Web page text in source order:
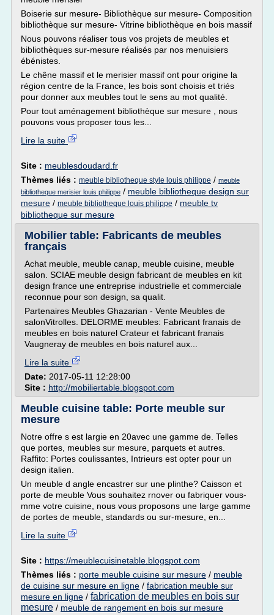
Boiserie sur mesure- Bibliothèque sur mesure- Composition
bibliothèque sur mesure- Vitrine bibliothèque en bois massif
Nous pouvons réaliser tous vos projets de meubles et
bibliothèques sur-mesure réalisés par nos menuisiers
ébénistes.
Le chêne massif et le merisier massif ont pour origine la
région centre de la France, les bois sont choisis et triés
pour donner aux meubles tout le sens au mot qualité.
Pour tout aménagement bibliothèque sur mesure , nous
pouvons vous proposer tous les...
Lire la suite
Site : meublesdoudard.fr
Thèmes liés : meuble bibliotheque style louis philippe / meuble
bibliotheque merisier louis philippe / meuble bibliotheque design sur
mesure / meuble bibliotheque louis philippe / meuble tv
bibliotheque sur mesure
Mobilier table: Fabricants de meubles
français
Achat meuble, meuble canap, meuble cuisine, meuble
salon. SCIAE meuble design fabricant de meubles en kit
design france une entreprise industrielle et commerciale
reconnue pour son design, sa qualit.
Partenaires Meubles Ghazarian - Vente Meubles de
salonVitrolles. DELORME meubles: Fabricant franais de
meubles en bois naturel Crateur et fabricant franais
Vaugneray de meubles en bois naturel aux...
Lire la suite
Date: 2017-05-11 12:28:00
Site : http://mobiliertable.blogspot.com
Meuble cuisine table: Porte meuble sur
mesure
Notre offre s est largie en 20avec une gamme de. Telles
que portes, meubles sur mesure, parquets et autres.
Raffito: Portes coulissantes, Intrieurs est opter pour un
design italien.
Un meuble d angle encastrer sur une plinthe? Caisson et
porte de meuble Vous souhaitez rnover ou fabriquer vous-
mme votre cuisine, nous vous proposons une large gamme
de portes de meuble, standards ou sur-mesure, en...
Lire la suite
Site : https://meublecuisinetable.blogspot.com
Thèmes liés : porte meuble cuisine sur mesure / meuble
de cuisine sur mesure en ligne / fabrication meuble sur
mesure en ligne / fabrication de meubles en bois sur
mesure / meuble de rangement en bois sur mesure